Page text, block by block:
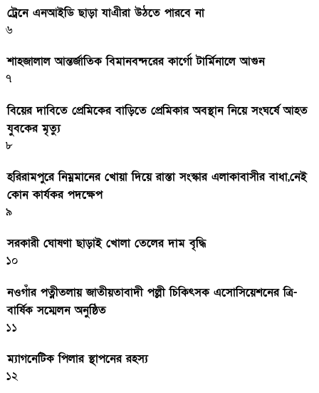
ট্রেনে এনআইডি ছাড়া যাএীরা উঠতে পারবে না
৬
শাহজালাল আন্তর্জাতিক বিমানবন্দরের কার্গো টার্মিনালে আগুন
৭
বিয়ের দাবিতে প্রেমিকের বাড়িতে প্রেমিকার অবস্থান নিয়ে সংঘর্ষে আহত
যুবকের মৃত্যু
৮
হরিরামপুরে নিম্নমানের খোয়া দিয়ে রাস্তা সংস্কার এলাকাবাসীর বাধা,নেই
কোন কার্যকর পদক্ষেপ
৯
সরকারী ঘােষণা ছাড়াই খােলা তেলের দাম বৃদ্ধি
১০
নওগাঁর পত্নীতলায় জাতীয়তাবাদী পল্লী চিকিৎসক এসোসিয়েশনের ত্রি-
বার্ষিক সম্মেলন অনুষ্ঠিত
১১
ম্যাগনেটিক পিলার স্থাপনের রহস্য
১২